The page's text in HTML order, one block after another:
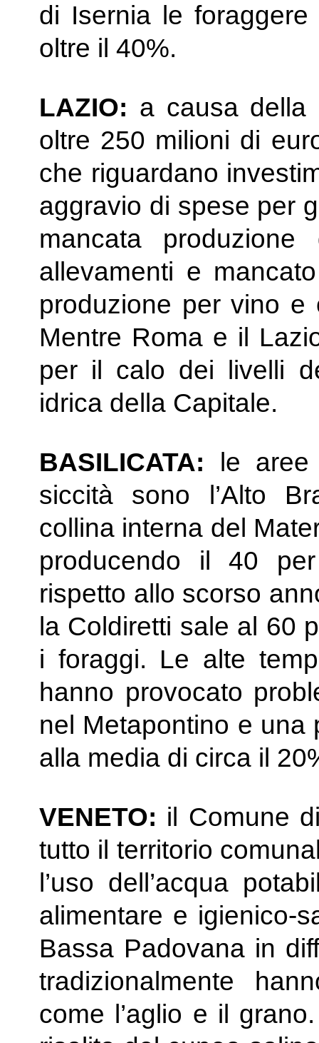
di Isernia le
oltre il 40%.
LAZIO: a causa della
oltre 250 milioni di
che riguardano
aggravio di spese per
mancata
allevamenti e
produzione per vino
Mentre Roma e il
per il calo dei livelli
idrica della Capitale.
BASILICATA: le aree
siccità sono l’Alto
collina interna del
producendo il 40
rispetto allo scorso
la Coldiretti sale al 60
i foraggi. Le alte
hanno provocato
nel Metapontino e una
alla media di circa il
VENETO: il Comune
tutto il territorio
l’uso dell’acqua
alimentare e igienico-
Bassa Padovana in
tradizionalmente
come l’aglio e il